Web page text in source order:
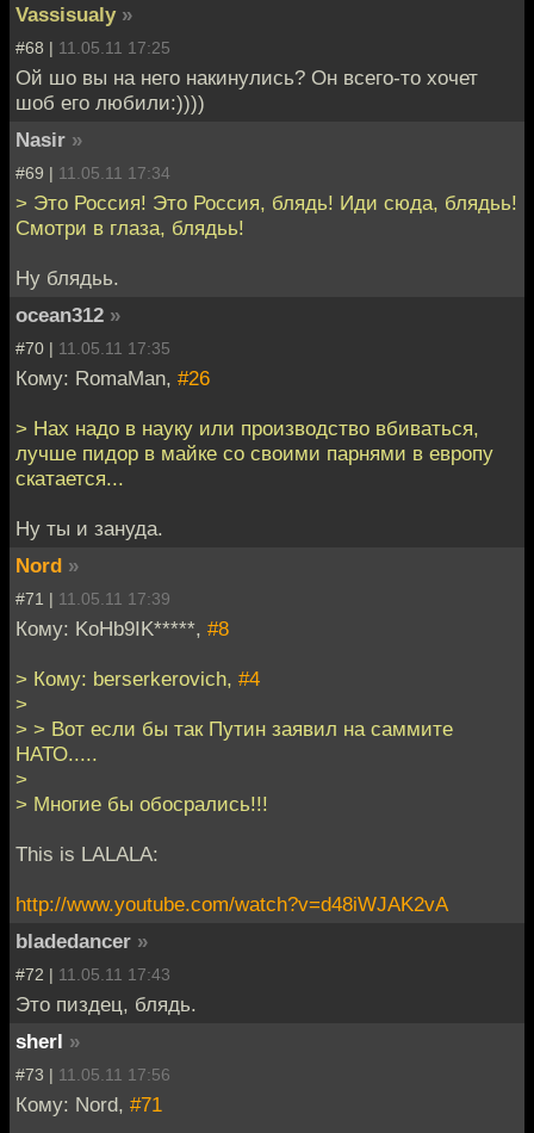
Vassisualy »
#68 | 11.05.11 17:25
Ой шо вы на него накинулись? Он всего-то хочет
шоб его любили:))))
Nasir »
#69 | 11.05.11 17:34
> Это Россия! Это Россия, блядь! Иди сюда, блядьь!
Смотри в глаза, блядьь!
Ну блядьь.
ocean312 »
#70 | 11.05.11 17:35
Кому: RomaMan, #26
> Нах надо в науку или производство вбиваться,
лучше пидор в майке со своими парнями в европу
скатается...
Ну ты и зануда.
Nord »
#71 | 11.05.11 17:39
Кому: KoHb9IK*****, #8
> Кому: berserkerovich, #4
>
> > Вот если бы так Путин заявил на саммите
НАТО.....
>
> Многие бы обосрались!!!
This is LALALA:
http://www.youtube.com/watch?v=d48iWJAK2vA
bladedancer »
#72 | 11.05.11 17:43
Это пиздец, блядь.
sherl »
#73 | 11.05.11 17:56
Кому: Nord, #71